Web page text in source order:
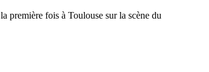
première fois à Toulouse sur la scène du